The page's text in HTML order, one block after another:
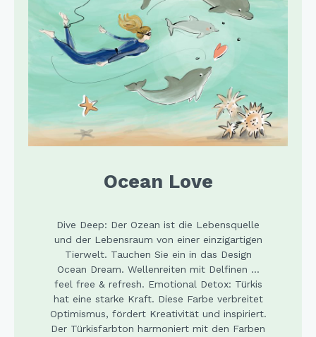
Ocean Love
Dive Deep: Der Ozean ist die Lebensquelle
und der Lebensraum von einer einzigartigen
Tierwelt. Tauchen Sie ein in das Design
Ocean Dream. Wellenreiten mit Delfinen ...
feel free & refresh. Emotional Detox: Türkis
hat eine starke Kraft. Diese Farbe verbreitet
Optimismus, fördert Kreativität und inspiriert.
Der Türkisfarbton harmoniert mit den Farben